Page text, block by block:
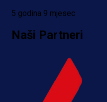
4 h 11 min
5 godina 9 mjesec
Naši Partneri